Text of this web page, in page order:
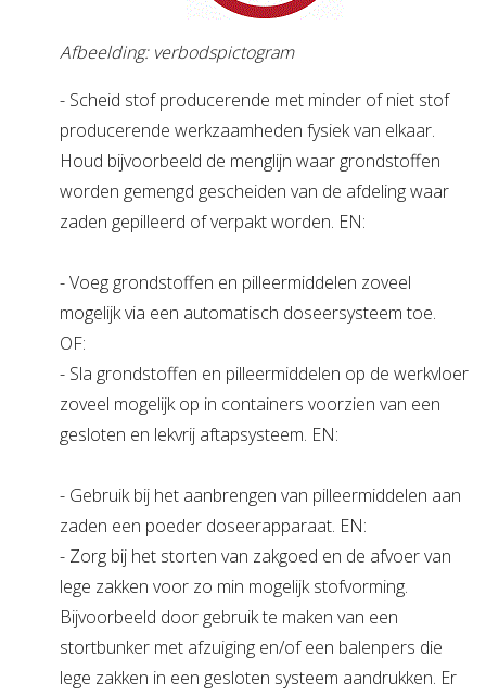
Afbeelding: verbodspictogram
- Scheid stof producerende met minder of niet stof
producerende werkzaamheden fysiek van elkaar.
Houd bijvoorbeeld de menglijn waar grondstoffen
worden gemengd gescheiden van de afdeling waar
zaden gepilleerd of verpakt worden. EN:
- Voeg grondstoffen en pilleermiddelen zoveel
mogelijk via een automatisch doseersysteem toe.
OF:
- Sla grondstoffen en pilleermiddelen op de werkvloer
zoveel mogelijk op in containers voorzien van een
gesloten en lekvrij aftapsysteem. EN:
- Gebruik bij het aanbrengen van pilleermiddelen aan
zaden een poeder doseerapparaat. EN:
- Zorg bij het storten van zakgoed en de afvoer van
lege zakken voor zo min mogelijk stofvorming.
Bijvoorbeeld door gebruik te maken van een
stortbunker met afzuiging en/of een balenpers die
lege zakken in een gesloten systeem aandrukken. Er